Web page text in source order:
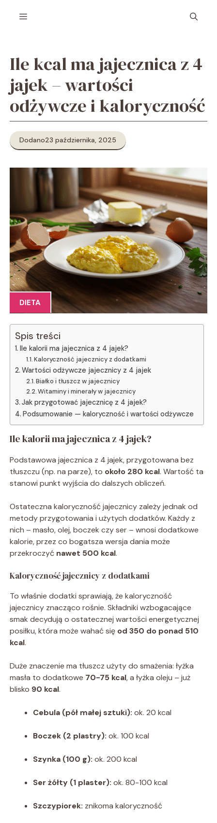
Menu
Ile kcal ma jajecznica z 4
jajek – wartości
odżywcze i kaloryczność
Dodano23 października, 2025
DIETA
Spis treści
Ile kalorii ma jajecznica z 4 jajek?
Kaloryczność jajecznicy z dodatkami
Wartości odżywcze jajecznicy z 4 jajek
Białko i tłuszcz w jajecznicy
Witaminy i minerały w jajecznicy
Jak przygotować jajecznicę z 4 jajek?
Podsumowanie — kaloryczność i wartości odżywcze
Ile kalorii ma jajecznica z 4 jajek?
Podstawowa jajecznica z 4 jajek, przygotowana bez
tłuszczu (np. na parze), to około 280 kcal. Wartość ta
stanowi punkt wyjścia do dalszych obliczeń.
Ostateczna kaloryczność jajecznicy zależy jednak od
metody przygotowania i użytych dodatków. Każdy z
nich – masło, olej, boczek czy ser – wnosi dodatkowe
kalorie, przez co bogatsza wersja dania może
przekroczyć nawet 500 kcal.
Kaloryczność jajecznicy z dodatkami
To właśnie dodatki sprawiają, że kaloryczność
jajecznicy znacząco rośnie. Składniki wzbogacające
smak decydują o ostatecznej wartości energetycznej
posiłku, która może wahać się od 350 do ponad 510
kcal.
Duże znaczenie ma tłuszcz użyty do smażenia: łyżka
masła to dodatkowe 70-75 kcal, a łyżka oleju – już
blisko 90 kcal.
Cebula (pół małej sztuki): ok. 20 kcal
Boczek (2 plastry): ok. 100 kcal
Szynka (100 g): ok. 200 kcal
Ser żółty (1 plaster): ok. 80-100 kcal
Szczypiorek: znikoma kaloryczność